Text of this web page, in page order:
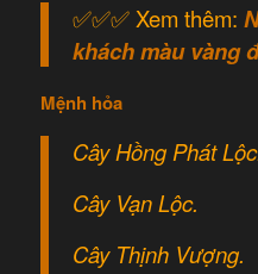
✅✅✅ Xem thêm:
khách màu vàng
Mệnh hỏa
Cây Hồng Phát
Cây Vạn Lộc.
Cây Thịnh Vượng.